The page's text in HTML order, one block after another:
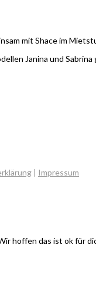
mit Shace im
Janina und
| Impressum
hoffen das ist ok für